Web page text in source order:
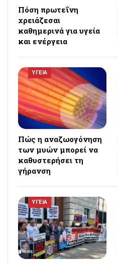
Πόση πρωτεΐνη
χρειάζεσαι
καθημερινά για υγεία
και ενέργεια
ΥΓΕΙΑ
Πώς η αναζωογόνηση
των μυών μπορεί να
καθυστερήσει τη
γήρανση
ΥΓΕΙΑ